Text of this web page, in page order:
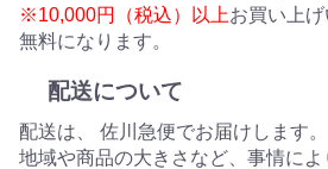
※10,000円（税込）以上お買い上
無料になります。
配送について
配送は、 佐川急便でお届けします。
地域や商品の大きさなど、事情に